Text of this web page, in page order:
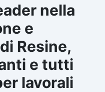
nella
e
Resine,
e tutti
lavorali